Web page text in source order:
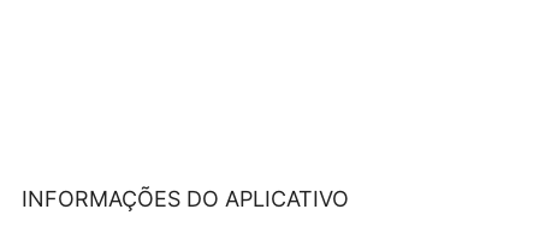
INFORMAÇÕES DO APLICATIVO